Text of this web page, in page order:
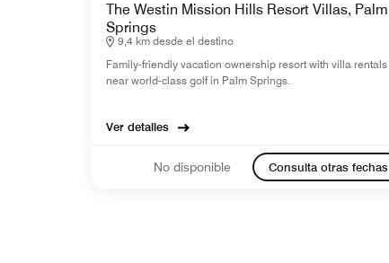
The Westin Mission Hills Resort Villas, Palm
Springs
9,4 km desde el destino
Family-friendly vacation ownership resort with villa rentals
near world-class golf in Palm Springs.
Ver detalles
No disponible Consulta otras fechas